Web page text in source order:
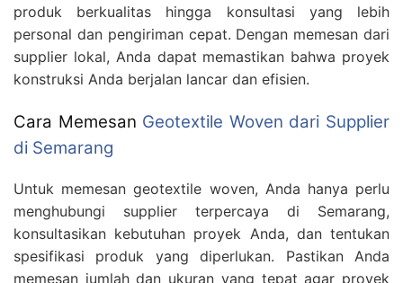
produk berkualitas hingga konsultasi yang lebih
personal dan pengiriman cepat. Dengan memesan dari
supplier lokal, Anda dapat memastikan bahwa proyek
konstruksi Anda berjalan lancar dan efisien.
Cara Memesan Geotextile Woven dari Supplier
di Semarang
Untuk memesan geotextile woven, Anda hanya perlu
menghubungi supplier terpercaya di Semarang,
konsultasikan kebutuhan proyek Anda, dan tentukan
spesifikasi produk yang diperlukan. Pastikan Anda
memesan jumlah dan ukuran yang tepat agar proyek